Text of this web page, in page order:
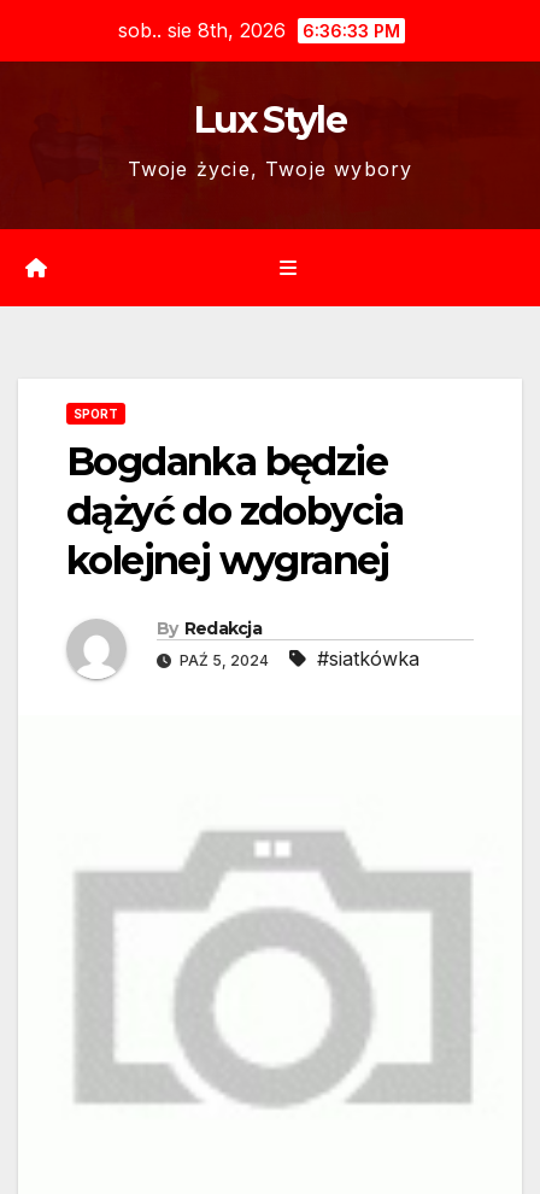
sob.. sie 8th, 2026 6:36:34 PM
Lux Style
Twoje życie, Twoje wybory
SPORT
Bogdanka będzie
dążyć do zdobycia
kolejnej wygranej
By Redakcja
PAŹ 5, 2024 #siatkówka